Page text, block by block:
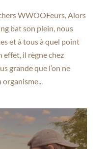
WWOOFeurs, Alors
bat son plein, nous
et à tous à quel point
effet, il règne chez
grande que l’on ne